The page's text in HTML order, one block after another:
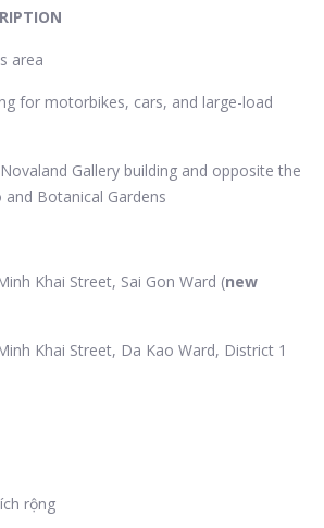
area
for motorbikes, cars, and large-load
Gallery building and opposite the
Botanical Gardens
Khai Street, Sai Gon Ward (new
Khai Street, Da Kao Ward, District 1
rộng